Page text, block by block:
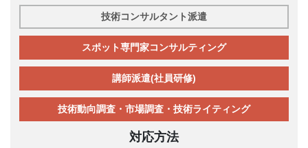
技術コンサルタント派遣
スポット専門家コンサルティング
講師派遣(社員研修)
技術動向調査・市場調査・技術ライティング
対応方法